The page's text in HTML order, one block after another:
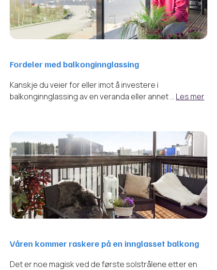
Fordeler med balkonginnglassing
Kanskje du veier for eller imot å investere i
balkonginnglassing av en veranda eller annet … Les mer
Våren kommer raskere på en innglasset balkong
Det er noe magisk ved de første solstrålene etter en